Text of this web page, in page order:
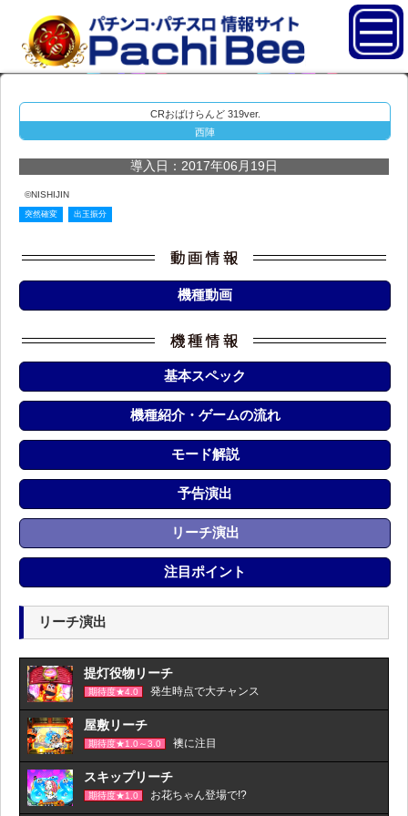
CRおばけらんど 319ver.
西陣
導入日：2017年06月19日
©NISHIJIN
突然確変 出玉振分
機種動画
基本スペック
機種紹介・ゲームの流れ
モード解説
予告演出
リーチ演出
注目ポイント
リーチ演出
提灯役物リーチ
期待度★4.0 発生時点で大チャンス
屋敷リーチ
期待度★1.0～3.0 襖に注目
スキップリーチ
期待度★1.0 お花ちゃん登場で!?